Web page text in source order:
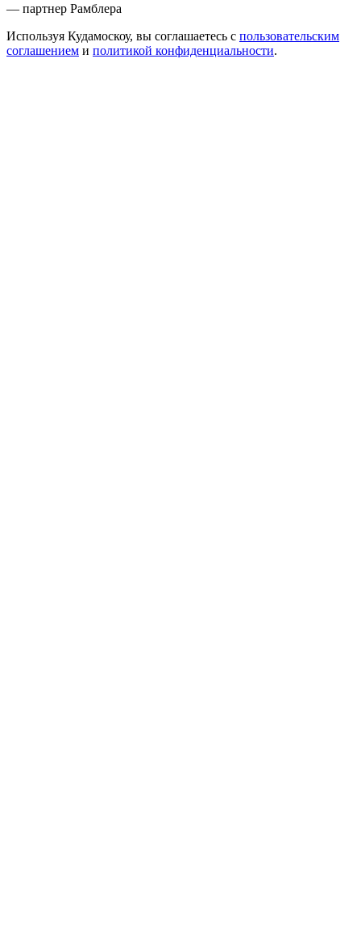
— партнер Рамблера
Используя Кудамоскоу, вы соглашаетесь с пользовательским
соглашением и политикой конфиденциальности.